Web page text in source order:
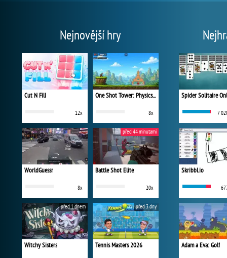
Nejnovější hry
Cut N Fill
12x
One Shot Tower: Physics Destroyer
8x
WorldGuessr
8x
Battle Shot Elite
20x
před 44 minutami
Witchy Sisters
před 1 dnem
Tennis Masters 2026
před 3 dny
Spider Solitaire
7
Skribbl.io
Adam a Eva: Golf